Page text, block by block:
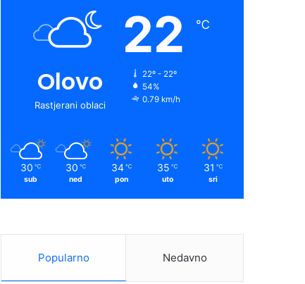
Olovo
Rastjerani oblaci
22 ℃
22º - 22º
54%
0.79 km/h
30 ℃
sub
30 ℃
ned
34 ℃
pon
35 ℃
uto
31 ℃
sri
Popularno Nedavno